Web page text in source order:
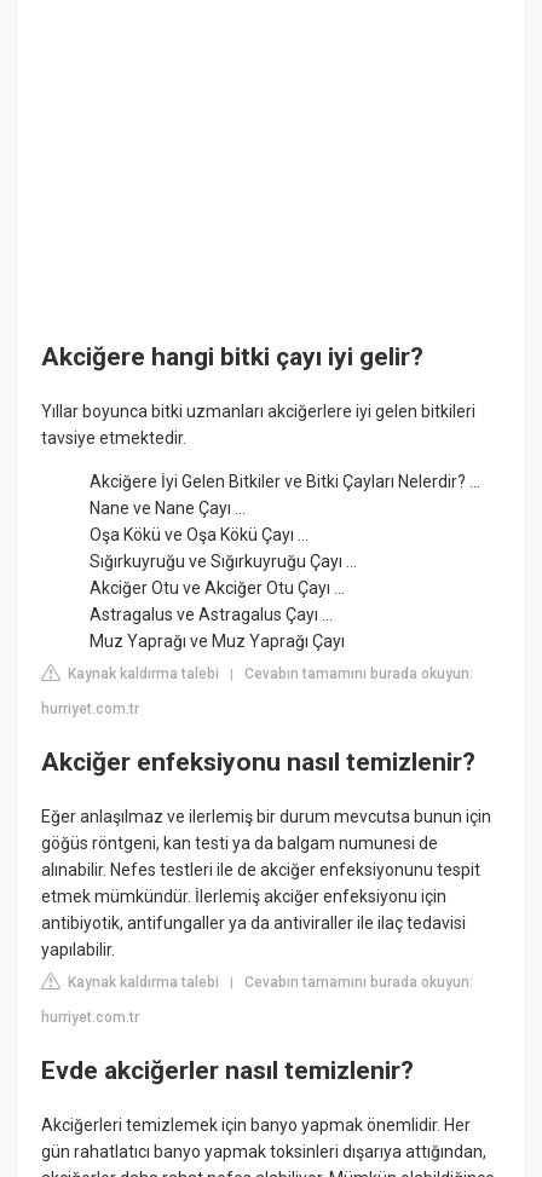
Akciğere hangi bitki çayı iyi gelir?
Yıllar boyunca bitki uzmanları akciğerlere iyi gelen bitkileri
tavsiye etmektedir.
Akciğere İyi Gelen Bitkiler ve Bitki Çayları Nelerdir? ...
Nane ve Nane Çayı ...
Oşa Kökü ve Oşa Kökü Çayı ...
Sığırkuyruğu ve Sığırkuyruğu Çayı ...
Akciğer Otu ve Akciğer Otu Çayı ...
Astragalus ve Astragalus Çayı ...
Muz Yaprağı ve Muz Yaprağı Çayı
Kaynak kaldırma talebi |Cevabın tamamını burada okuyun:
hurriyet.com.tr
Akciğer enfeksiyonu nasıl temizlenir?
Eğer anlaşılmaz ve ilerlemiş bir durum mevcutsa bunun için
göğüs röntgeni, kan testi ya da balgam numunesi de
alınabilir. Nefes testleri ile de akciğer enfeksiyonunu tespit
etmek mümkündür. İlerlemiş akciğer enfeksiyonu için
antibiyotik, antifungaller ya da antiviraller ile ilaç tedavisi
yapılabilir.
Kaynak kaldırma talebi |Cevabın tamamını burada okuyun:
hurriyet.com.tr
Evde akciğerler nasıl temizlenir?
Akciğerleri temizlemek için banyo yapmak önemlidir. Her
gün rahatlatıcı banyo yapmak toksinleri dışarıya attığından,